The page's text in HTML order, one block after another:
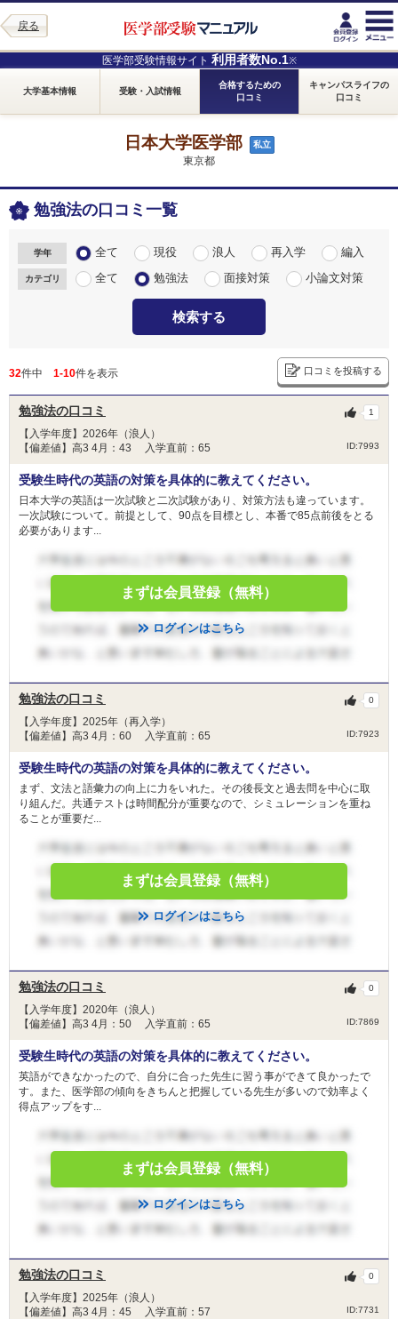
戻る
医学部受験情報サイト 利用者数No.1※
大学基本情報 受験・入試情報
合格するための
口コミ
キャンパスライフの
口コミ
日本大学医学部 私立
東京都
勉強法の口コミ一覧
学年 全て 現役 浪人 再入学 編入
カテゴリ 全て 勉強法 面接対策 小論文対策
検索する
32件中 1-10件を表示 口コミを投稿する
勉強法の口コミ
【入学年度】2026年（浪人）
【偏差値】高3 4月：43 入学直前：65
ID:7993
1
受験生時代の英語の対策を具体的に教えてください。
日本大学の英語は一次試験と二次試験があり、対策方法も違っています。
一次試験について。前提として、90点を目標とし、本番で85点前後をとる
必要があります...
まずは会員登録（無料）
ログインはこちら
勉強法の口コミ
【入学年度】2025年（再入学）
【偏差値】高3 4月：60 入学直前：65
ID:7923
0
受験生時代の英語の対策を具体的に教えてください。
まず、文法と語彙力の向上に力をいれた。その後長文と過去問を中心に取
り組んだ。共通テストは時間配分が重要なので、シミュレーションを重ね
ることが重要だ...
まずは会員登録（無料）
ログインはこちら
勉強法の口コミ
【入学年度】2020年（浪人）
【偏差値】高3 4月：50 入学直前：65
ID:7869
0
受験生時代の英語の対策を具体的に教えてください。
英語ができなかったので、自分に合った先生に習う事ができて良かったで
す。また、医学部の傾向をきちんと把握している先生が多いので効率よく
得点アップをす...
まずは会員登録（無料）
ログインはこちら
勉強法の口コミ
【入学年度】2025年（浪人）
【偏差値】高3 4月：45 入学直前：57
ID:7731
0